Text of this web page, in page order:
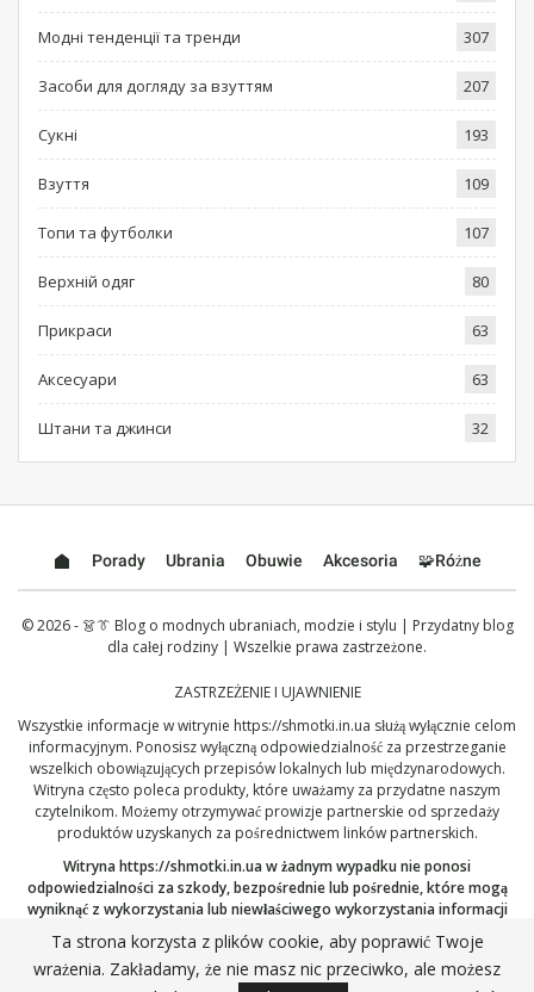
Модні тенденції та тренди 307
Засоби для догляду за взуттям 207
Сукні 193
Взуття 109
Топи та футболки 107
Верхній одяг 80
Прикраси 63
Аксесуари 63
Штани та джинси 32
Porady Ubrania Obuwie Akcesoria 🧩Różne
© 2026 - 👗👔 Blog o modnych ubraniach, modzie i stylu | Przydatny blog
dla całej rodziny | Wszelkie prawa zastrzeżone.
ZASTRZEŻENIE I UJAWNIENIE
Wszystkie informacje w witrynie https://shmotki.in.ua służą wyłącznie celom
informacyjnym. Ponosisz wyłączną odpowiedzialność za przestrzeganie
wszelkich obowiązujących przepisów lokalnych lub międzynarodowych.
Witryna często poleca produkty, które uważamy za przydatne naszym
czytelnikom. Możemy otrzymywać prowizje partnerskie od sprzedaży
produktów uzyskanych za pośrednictwem linków partnerskich.
Witrynahttps://shmotki.in.uaw żadnym wypadku nie ponosi
odpowiedzialności za szkody, bezpośrednie lub pośrednie, które mogą
wyniknąć z wykorzystania lub niewłaściwego wykorzystania informacji
opublikowanych tutaj. Kontynuując, potwierdzasz, że przeczytałeś i
zaakceptowałeś nasze pełnezastrzeżenieoraz nasząPolitykę
prywatności.
Ta strona korzysta z plików cookie, aby poprawić Twoje
wrażenia. Zakładamy, że nie masz nic przeciwko, ale możesz